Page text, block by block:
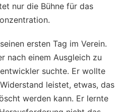
nur die Bühne für das
ersten Tag im Verein.
nach einem Ausgleich zu
suchte. Er wollte
leistet, etwas, das
werden kann. Er lernte